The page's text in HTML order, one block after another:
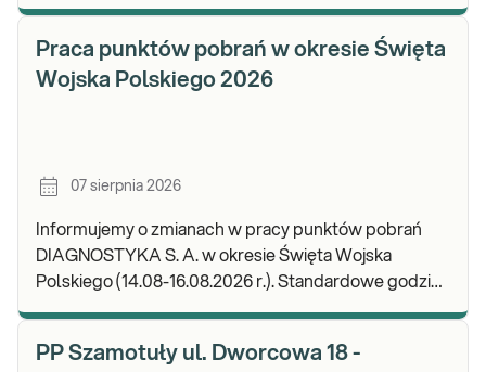
Praca punktów pobrań w okresie Święta
Wojska Polskiego 2026
07 sierpnia 2026
Informujemy o zmianach w pracy punktów pobrań
DIAGNOSTYKA S. A. w okresie Święta Wojska
Polskiego (14.08-16.08.2026 r.). Standardowe godziny
PP Szamotuły ul. Dworcowa 18 -